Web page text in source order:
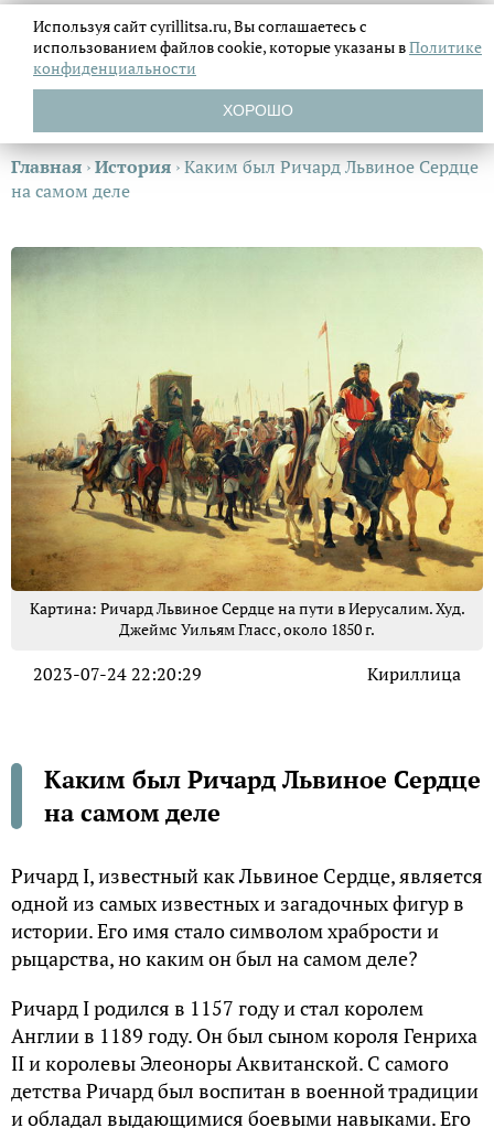
Главная ›История ›Каким был Ричард Львиное Сердце
на самом деле
Картина: Ричард Львиное Сердце на пути в Иерусалим. Худ.
Джеймс Уильям Гласс, около 1850 г.
2023-07-24 22:20:29 Кириллица
Каким был Ричард Львиное Сердце
на самом деле
Ричард I, известный как Львиное Сердце, является
одной из самых известных и загадочных фигур в
истории. Его имя стало символом храбрости и
рыцарства, но каким он был на самом деле?
Ричард I родился в 1157 году и стал королем
Англии в 1189 году. Он был сыном короля Генриха
II и королевы Элеоноры Аквитанской. С самого
детства Ричард был воспитан в военной традиции
и обладал выдающимися боевыми навыками. Его
Используя сайт cyrillitsa.ru, Вы соглашаетесь с
использованием файловcookie, которые указаны вПолитике
конфиденциальности
ХОРОШО